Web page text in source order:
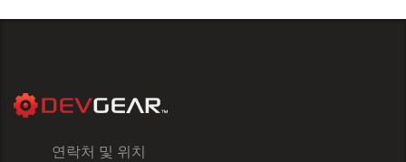
연락처 및 위치